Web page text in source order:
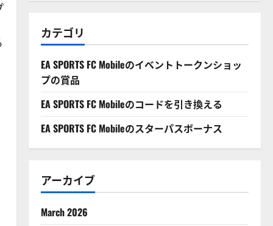
カテゴリ
EA SPORTS FC Mobileのイベントトークンショッ
プの賞品
EA SPORTS FC Mobileのコードを引き換える
EA SPORTS FC Mobileのスターパスボーナス
アーカイブ
March 2026